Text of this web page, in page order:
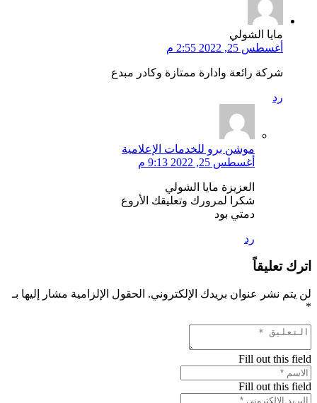
مايا الشولي
أغسطس 25, 2022 2:55 م
شركة رائعة وادارة ممتازة وكادر مبدع
رد
موشن برو للخدمات الإعلامية
أغسطس 25, 2022 9:13 م
العزيزة مايا الشولي
شكرا لمرورك وتعليقك الأروع
دمتي بود
رد
اترك تعليقاً
لن يتم نشر عنوان بريدك الإلكتروني. الحقول الإلزامية مشار إليها بـ
*
Fill out this field
Fill out this field